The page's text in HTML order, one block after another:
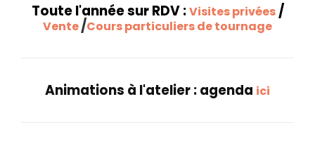
Toute l'année sur RDV :Visites privées/
Vente/Cours particuliers de tournage
Animations à l'atelier : agenda ici